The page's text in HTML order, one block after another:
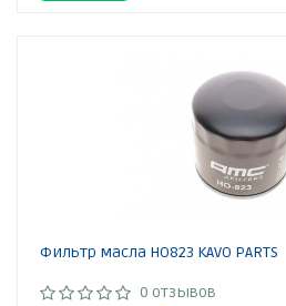
Фильтр масла HO823 KAVO PARTS
0 отзывов